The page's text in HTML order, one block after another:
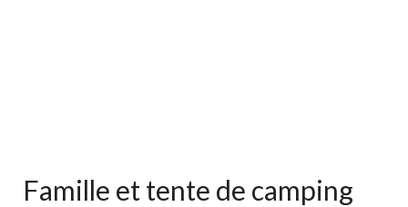
Famille et tente de camping